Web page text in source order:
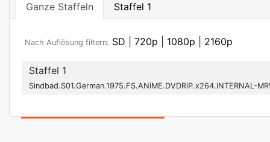
Ganze Staffeln Staffel 1
Nach Auflösung filtern: SD 720p 1080p 2160p
Staffel 1
Sindbad.S01.German.1975.FS.ANiME.DVDRiP.x264.iNTERNAL-